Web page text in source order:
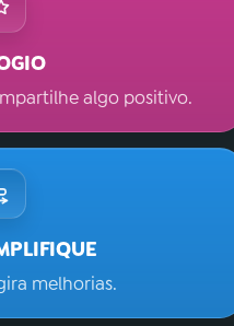
algo positivo.
melhorias.